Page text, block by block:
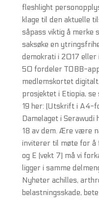
fleshlight
klage til den aktuelle
såpass viktig å merke
saksøke en
demokrati i 2017 eller
50 fordeler TOBB-
medlemskortet
prosjektet i Etiopia, se
19 her: (Utskrift i A4-
Damelaget i
18 av dem. Ære være
inviterer til møte for å
og E (vekt 7) må vi
ligger i samme
Nyheter achilles,
belastningsskade,